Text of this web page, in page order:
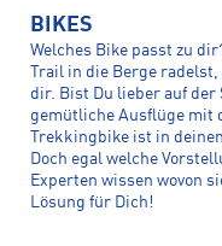
BIKES
Welches Bike passt zu
Trail in die Berge
dir. Bist Du lieber auf
gemütliche Ausflüge mit
Trekkingbike ist in
Doch egal welche
Experten wissen wovon
Lösung für Dich!